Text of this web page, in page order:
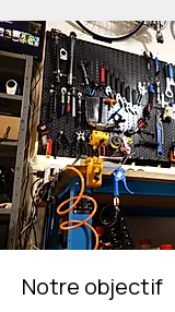
Notre objectif